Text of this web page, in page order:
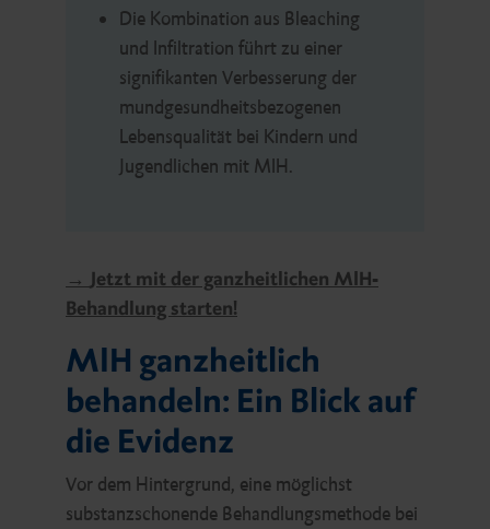
Die Kombination aus Bleaching
und Infiltration führt zu einer
signifikanten Verbesserung der
mundgesundheitsbezogenen
Lebensqualität bei Kindern und
Jugendlichen mit MIH.
→ Jetzt mit der ganzheitlichen MIH-
Behandlung starten!
MIH ganzheitlich
behandeln: Ein Blick auf
die Evidenz
Vor dem Hintergrund, eine möglichst
substanzschonende Behandlungsmethode bei